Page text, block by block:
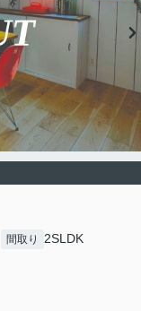
間取り 2SLDK